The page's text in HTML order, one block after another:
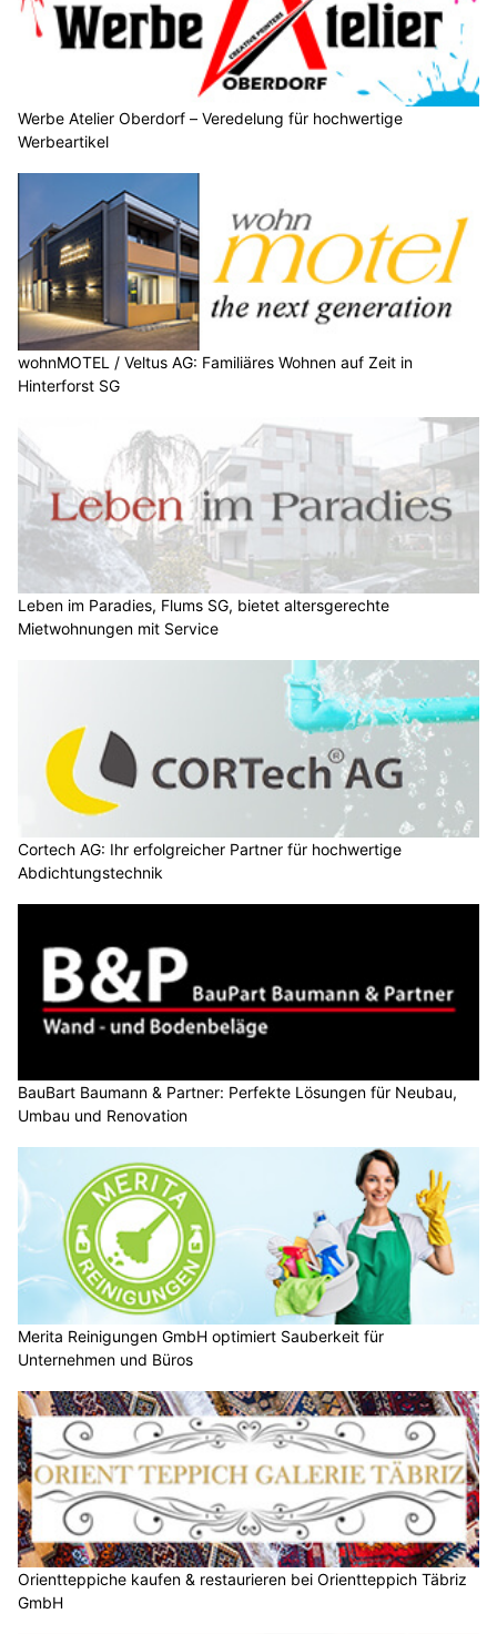
Werbe Atelier Oberdorf – Veredelung für hochwertige
Werbeartikel
wohnMOTEL / Veltus AG: Familiäres Wohnen auf Zeit in
Hinterforst SG
Leben im Paradies, Flums SG, bietet altersgerechte
Mietwohnungen mit Service
Cortech AG: Ihr erfolgreicher Partner für hochwertige
Abdichtungstechnik
BauBart Baumann & Partner: Perfekte Lösungen für Neubau,
Umbau und Renovation
Merita Reinigungen GmbH optimiert Sauberkeit für
Unternehmen und Büros
Orientteppiche kaufen & restaurieren bei Orientteppich Täbriz
GmbH